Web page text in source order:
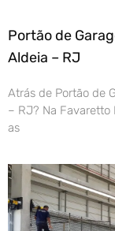
Portão de
Aldeia – RJ
Atrás de Portão de
– RJ? Na Favaretto
as